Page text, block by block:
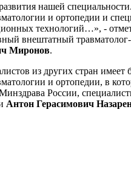
нашей
и ортопедии и
технологий…», -
внештатный
Миронов.
из других стран
и ортопедии, в
России,
Антон Герасимович